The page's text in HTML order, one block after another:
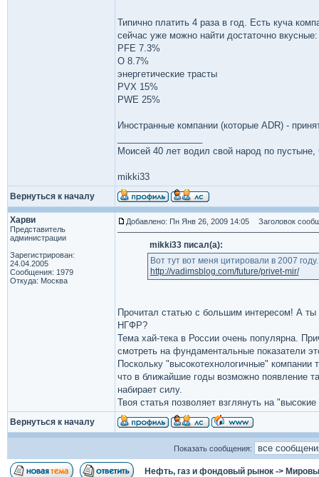
Типично платить 4 раза в год. Есть куча
сейчас уже можно найти достаточно вкусные:
PFE 7.3%
O 8.7%
энергетические трасты
PVX 15%
PWE 25%
Иностранные компании (которые ADR) -
Моисей 40 лет водил свой народ по
mikki33
Вернуться к началу
Харви
Представитель
администрации
Зарегистрирован:
24.04.2005
Сообщения: 1979
Откуда: Москва
Добавлено: Пн Янв 26, 2009 14:05 Заголовок
mikki33 писал(а):
Вот тут вот меня цитировали в 2007
http://vadimsblog.com/future/privet-mir/
Прочитал статью с большим интересом! А
НГФР?
Тема хай-тека в России очень популярна.
смотреть на фундаментальные показатели
Поскольку "высокотехнологичные"
что в ближайшие годы возможно появление
набирает силу.
Твоя статья позволяет взглянуть на
Вернуться к началу
Показать сообщения:
Нефть, газ и фондовый рынок ->